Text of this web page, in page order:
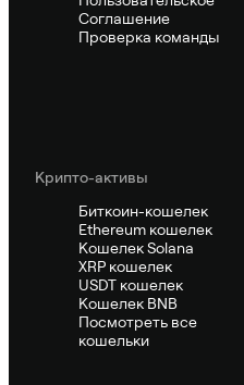
Соглашение
Проверка команды
Крипто-активы
Биткоин-кошелек
Ethereum кошелек
Кошелек Solana
XRP кошелек
USDT кошелек
Кошелек BNB
Посмотреть все
кошельки